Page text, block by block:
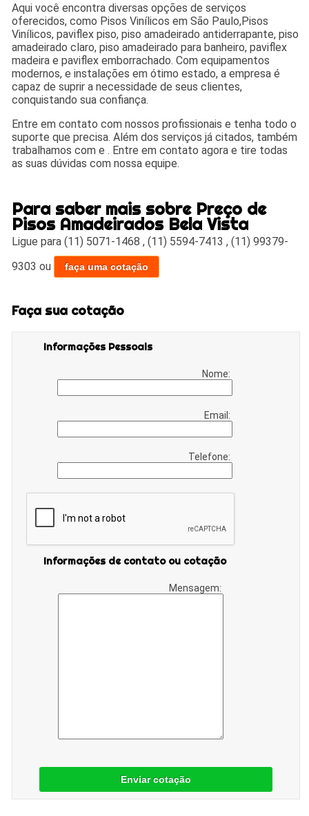
Aqui você encontra diversas opções de serviços
oferecidos, como Pisos Vinílicos em São Paulo,Pisos
Vinílicos, paviflex piso, piso amadeirado antiderrapante, piso
amadeirado claro, piso amadeirado para banheiro, paviflex
madeira e paviflex emborrachado. Com equipamentos
modernos, e instalações em ótimo estado, a empresa é
capaz de suprir a necessidade de seus clientes,
conquistando sua confiança.
Entre em contato com nossos profissionais e tenha todo o
suporte que precisa. Além dos serviços já citados, também
trabalhamos com e . Entre em contato agora e tire todas
as suas dúvidas com nossa equipe.
Para saber mais sobre Preço de
Pisos Amadeirados Bela Vista
Ligue para(11) 5071-1468 ,(11) 5594-7413 ,(11) 99379-
9303 ou faça uma cotação
Faça sua cotação
Informações Pessoais
Nome:
Email:
Telefone:
Informações de contato ou cotação
Mensagem:
Enviar cotação